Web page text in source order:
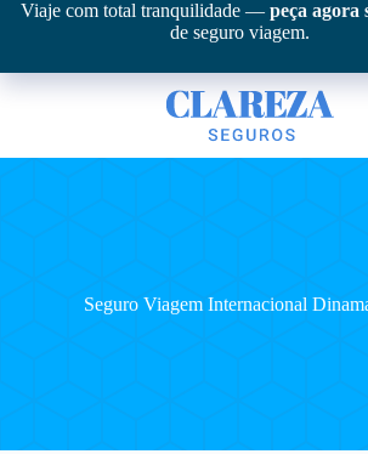
Pular
conteúdo
Viaje com total tranquilidade — peça agora
de seguro viagem.
Seguro Viagem Internacional